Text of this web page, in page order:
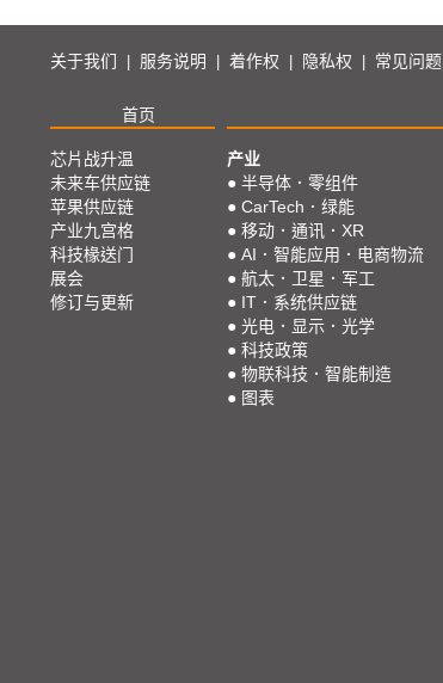
关于我们 服务说明 着作权 隐私权 常见问题
首页
芯片战升温
未来车供应链
苹果供应链
产业九宫格
科技椽送门
展会
修订与更新
产业
● 半导体．零组件
● CarTech．绿能
● 移动．通讯．XR
● AI．智能应用．电商物流
● 航太．卫星．军工
● IT．系统供应链
● 光电．显示．光学
● 科技政策
● 物联科技．智能制造
● 图表